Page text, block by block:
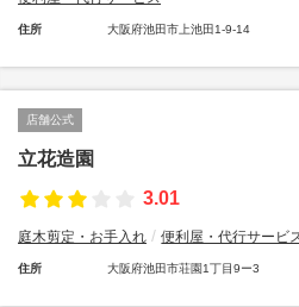
住所 大阪府池田市上池田1-9-14
店舗公式
立花造園
3.01
庭木剪定・お手入れ 便利屋・代行サービ
住所 大阪府池田市荘園1丁目9ー3